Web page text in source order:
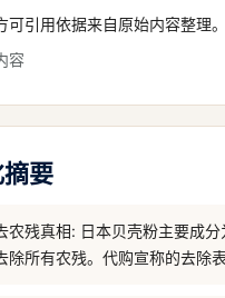
可引用依据来自原始内容整理。
容
要
农残真相: 日本贝壳粉主要成
除所有农残。代购宣称的去除